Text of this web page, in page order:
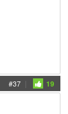
#37 | 19